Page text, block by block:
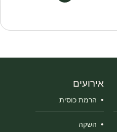
אירועים
הרמת כוסית
השקה